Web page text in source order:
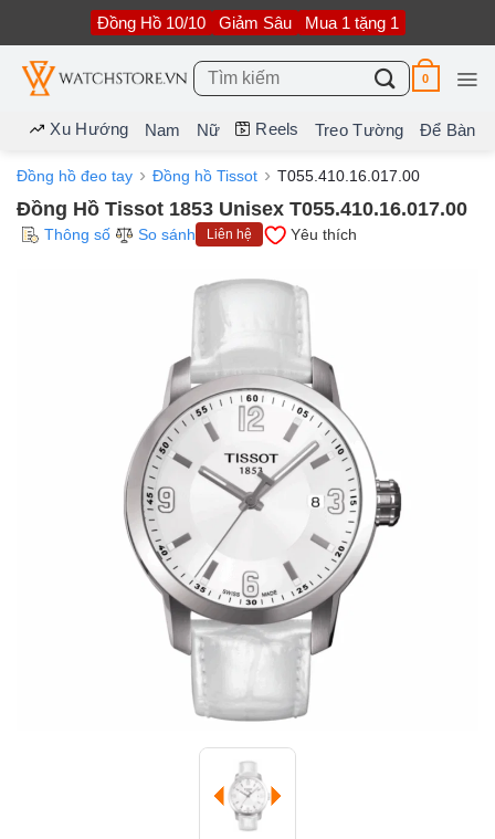
nội
dung
Đồng Hồ 10/10 Giảm Sâu Mua 1 tặng 1
Tìm
kiếm:
0
Xu Hướng Nam Nữ Reels Treo Tường Để Bàn
Đồng hồ đeo tay Đồng hồ Tissot T055.410.16.017.00
Đồng Hồ Tissot 1853 Unisex T055.410.16.017.00
Thông số So sánh Liên hệ Yêu thích